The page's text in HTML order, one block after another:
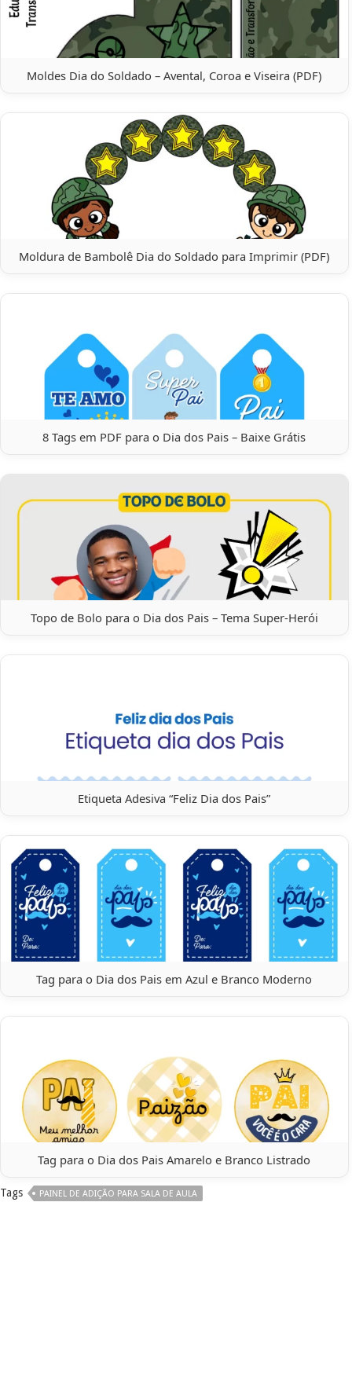
Moldes Dia do Soldado – Avental, Coroa e Viseira (PDF)
Moldura de Bambolê Dia do Soldado para Imprimir (PDF)
8 Tags em PDF para o Dia dos Pais – Baixe Grátis
Topo de Bolo para o Dia dos Pais – Tema Super-Herói
Etiqueta Adesiva “Feliz Dia dos Pais”
Tag para o Dia dos Pais em Azul e Branco Moderno
Tag para o Dia dos Pais Amarelo e Branco Listrado
Tags PAINEL DE ADIÇÃO PARA SALA DE AULA